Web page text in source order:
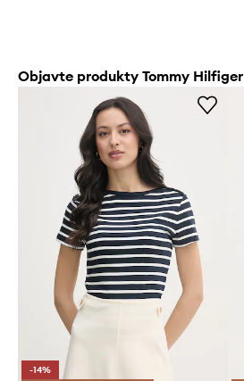
Objavte produkty Tommy Hilfiger
-14%